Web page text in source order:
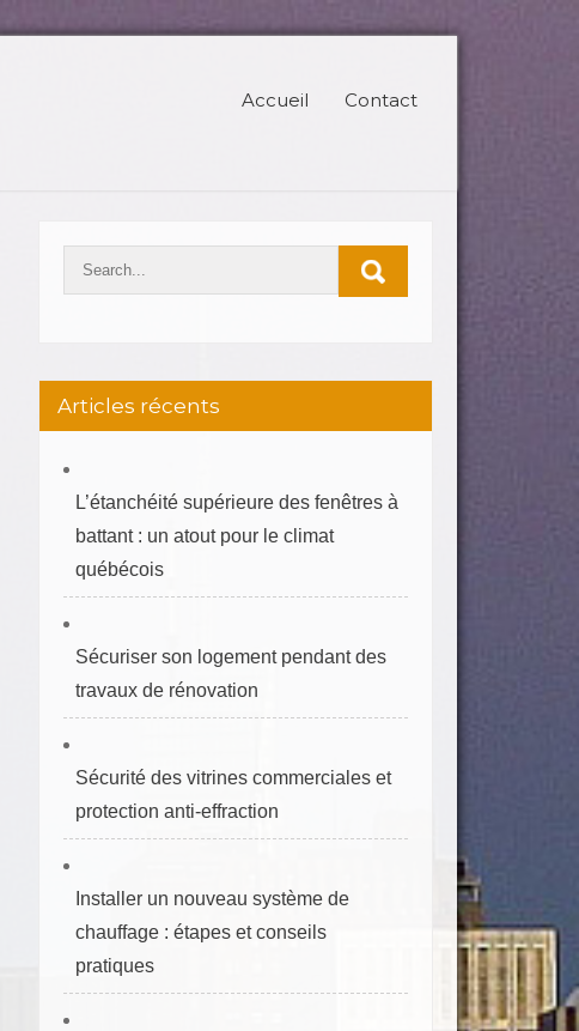
Accueil Contact
Articles récents
L’étanchéité supérieure des fenêtres à
battant : un atout pour le climat
québécois
Sécuriser son logement pendant des
travaux de rénovation
Sécurité des vitrines commerciales et
protection anti‑effraction
Installer un nouveau système de
chauffage : étapes et conseils
pratiques